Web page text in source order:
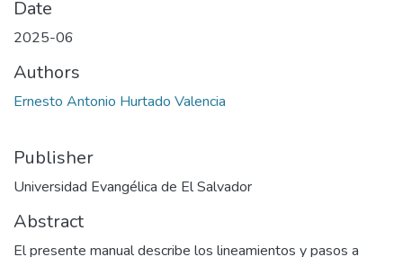
Date
2025-06
Authors
Ernesto Antonio Hurtado Valencia
Publisher
Universidad Evangélica de El Salvador
Abstract
El presente manual describe los lineamientos y pasos a